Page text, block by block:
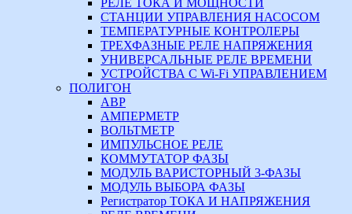
РЕЛЕ ТОКА И МОЩНОСТИ
СТАНЦИИ УПРАВЛЕНИЯ НАСОСОМ
ТЕМПЕРАТУРНЫЕ КОНТРОЛЕРЫ
ТРЕХФАЗНЫЕ РЕЛЕ НАПРЯЖЕНИЯ
УНИВЕРСАЛЬНЫЕ РЕЛЕ ВРЕМЕНИ
УСТРОЙСТВА С Wi-Fi УПРАВЛЕНИЕМ
ПОЛИГОН
АВР
АМПЕРМЕТР
ВОЛЬТМЕТР
ИМПУЛЬСНОЕ РЕЛЕ
КОММУТАТОР ФАЗЫ
МОДУЛЬ ВАРИСТОРНЫЙ 3-ФАЗЫ
МОДУЛЬ ВЫБОРА ФАЗЫ
Регистратор ТОКА И НАПРЯЖЕНИЯ